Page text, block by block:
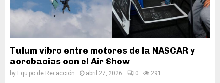
Tulum vibro entre motores de la NASCAR y
acrobacias con el Air Show
by Equipo de Redacción abril 27, 2026 0 291